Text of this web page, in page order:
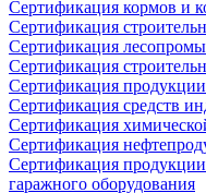
Сертификация кормов и
Сертификация
Сертификация
Сертификация
Сертификация продукции
Сертификация средств
Сертификация
Сертификация
Сертификация
гаражного оборудования